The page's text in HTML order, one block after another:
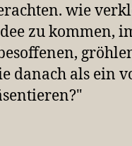
wie
zu kommen,
danach als ein